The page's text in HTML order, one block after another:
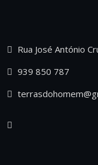
Rua José António
939 850 787